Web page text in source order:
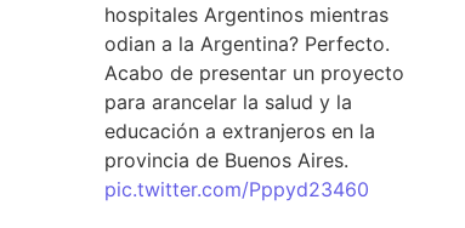
hospitales Argentinos mientras
odian a la Argentina? Perfecto.
Acabo de presentar un proyecto
para arancelar la salud y la
educación a extranjeros en la
provincia de Buenos Aires.
pic.twitter.com/Pppyd23460